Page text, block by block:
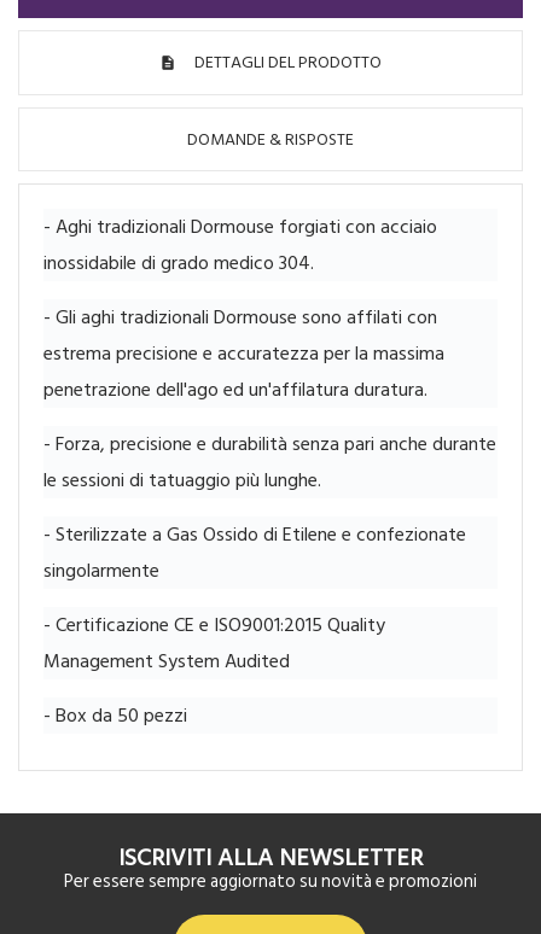
DETTAGLI DEL PRODOTTO
DOMANDE & RISPOSTE
- Aghi tradizionali Dormouse forgiati con acciaio
inossidabile di grado medico 304.
- Gli aghi tradizionali Dormouse sono affilati con
estrema precisione e accuratezza per la massima
penetrazione dell'ago ed un'affilatura duratura.
- Forza, precisione e durabilità senza pari anche durante
le sessioni di tatuaggio più lunghe.
- Sterilizzate a Gas Ossido di Etilene e confezionate
singolarmente
- Certificazione CE e ISO9001:2015 Quality
Management System Audited
- Box da 50 pezzi
ISCRIVITI ALLA NEWSLETTER
Per essere sempre aggiornato su novità e promozioni